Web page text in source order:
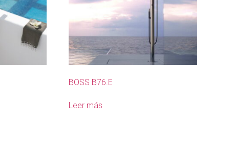
BOSS B76.E
Leer más